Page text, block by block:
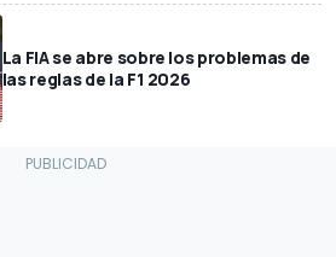
La FIA se abre sobre los problemas de
las reglas de la F1 2026